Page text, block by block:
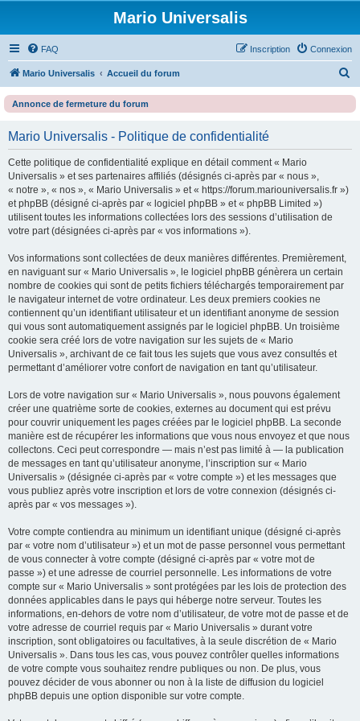
Mario Universalis
FAQ Connexion
Inscription
Mario Universalis Accueil du forum
c
e
Annonce de fermeture du forum
Mario Universalis - Politique de confidentialité
Cette politique de confidentialité explique en détail comment « Mario
Universalis » et ses partenaires affiliés (désignés ci-après par « nous »,
« notre », « nos », « Mario Universalis » et « https://forum.mariouniversalis.fr »)
et phpBB (désigné ci-après par « logiciel phpBB » et « phpBB Limited »)
utilisent toutes les informations collectées lors des sessions d’utilisation de
votre part (désignées ci-après par « vos informations »).
Vos informations sont collectées de deux manières différentes. Premièrement,
en naviguant sur « Mario Universalis », le logiciel phpBB génèrera un certain
nombre de cookies qui sont de petits fichiers téléchargés temporairement par
le navigateur internet de votre ordinateur. Les deux premiers cookies ne
contiennent qu’un identifiant utilisateur et un identifiant anonyme de session
qui vous sont automatiquement assignés par le logiciel phpBB. Un troisième
cookie sera créé lors de votre navigation sur les sujets de « Mario
Universalis », archivant de ce fait tous les sujets que vous avez consultés et
permettant d’améliorer votre confort de navigation en tant qu’utilisateur.
Lors de votre navigation sur « Mario Universalis », nous pouvons également
créer une quatrième sorte de cookies, externes au document qui est prévu
pour couvrir uniquement les pages créées par le logiciel phpBB. La seconde
manière est de récupérer les informations que vous nous envoyez et que nous
collectons. Ceci peut correspondre — mais n’est pas limité à — la publication
de messages en tant qu’utilisateur anonyme, l’inscription sur « Mario
Universalis » (désignée ci-après par « votre compte ») et les messages que
vous publiez après votre inscription et lors de votre connexion (désignés ci-
après par « vos messages »).
Votre compte contiendra au minimum un identifiant unique (désigné ci-après
par « votre nom d’utilisateur ») et un mot de passe personnel vous permettant
de vous connecter à votre compte (désigné ci-après par « votre mot de
passe ») et une adresse de courriel personnelle. Les informations de votre
compte sur « Mario Universalis » sont protégées par les lois de protection des
données applicables dans le pays qui héberge notre serveur. Toutes les
informations, en-dehors de votre nom d’utilisateur, de votre mot de passe et de
votre adresse de courriel requis par « Mario Universalis » durant votre
inscription, sont obligatoires ou facultatives, à la seule discrétion de « Mario
Universalis ». Dans tous les cas, vous pouvez contrôler quelles informations
de votre compte vous souhaitez rendre publiques ou non. De plus, vous
pouvez décider de vous abonner ou non à la liste de diffusion du logiciel
phpBB depuis une option disponible sur votre compte.